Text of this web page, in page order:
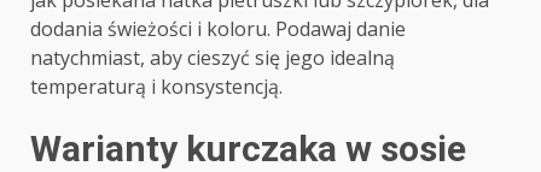
dodania świeżości i koloru. Podawaj danie
natychmiast, aby cieszyć się jego idealną
temperaturą i konsystencją.
Warianty kurczaka w sosie